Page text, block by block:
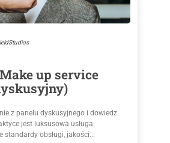
up service
z panelu dyskusyjnego i dowiedz
jest luksusowa usługa
standardy obsługi, jakości...